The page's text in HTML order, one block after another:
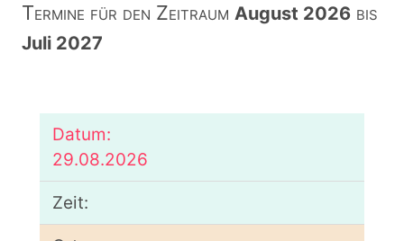
Termine für den Zeitraum August 2026 bis
Juli 2027
29.08.2026